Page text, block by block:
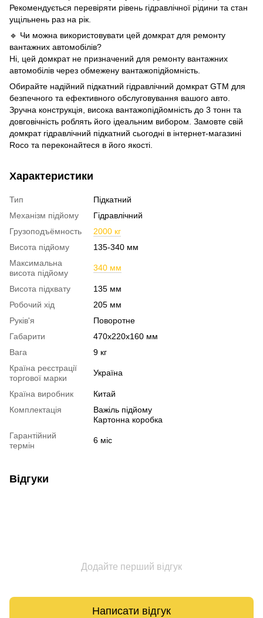
Рекомендується перевіряти рівень гідравлічної рідини та стан
ущільнень раз на рік.
🔹 Чи можна використовувати цей домкрат для ремонту
вантажних автомобілів?
Ні, цей домкрат не призначений для ремонту вантажних
автомобілів через обмежену вантажопідйомність.
Обирайте надійний підкатний гідравлічний домкрат GTM для
безпечного та ефективного обслуговування вашого авто.
Зручна конструкція, висока вантажопідйомність до 3 тонн та
довговічність роблять його ідеальним вибором. Замовте свій
домкрат гідравлічний підкатний сьогодні в інтернет-магазині
Roco та переконайтеся в його якості.
Характеристики
Тип
Підкатний
Механізм підйому
Гідравлічний
Грузоподъёмность
2000 кг
Висота підйому
135-340 мм
Максимальна
висота підйому
340 мм
Висота підхвату
135 мм
Робочий хід
205 мм
Руків'я
Поворотне
Габарити
470x220x160 мм
Вага
9 кг
Країна реєстрації
торгової марки
Україна
Країна виробник
Китай
Комплектація
Важіль підйому
Картонна коробка
Гарантійний
термін
6 міс
Відгуки
Додайте перший відгук
Написати відгук